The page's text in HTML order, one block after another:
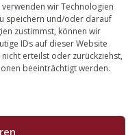
wir Technologien
speichern und/oder darauf
zustimmst, können wir
IDs auf dieser Website
erteilst oder zurückziehst,
beeinträchtigt werden.